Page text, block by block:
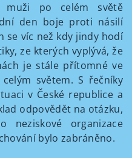
po celém světě
den boje proti násilí
se víc než kdy jindy hodí
ze kterých vyplývá, že
je stále přítomné ve
světem. S řečníky
v České republice a
odpovědět na otázku,
neziskové organizace
bylo zabráněno.